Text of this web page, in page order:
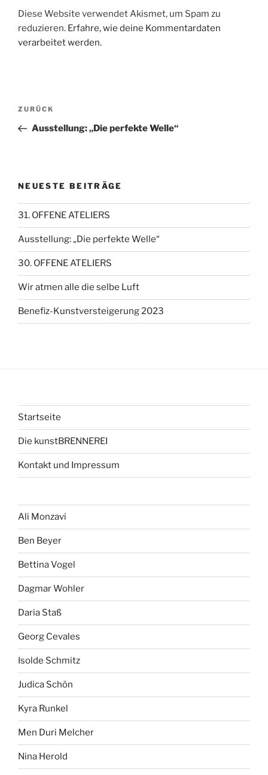
Diese Website verwendet Akismet, um Spam zu
reduzieren. Erfahre, wie deine Kommentardaten
verarbeitet werden.
Beitragsnavigation
Vorheriger
Beitrag
ZURÜCK
Ausstellung: „Die perfekte Welle“
NEUESTE BEITRÄGE
31. OFFENE ATELIERS
Ausstellung: „Die perfekte Welle“
30. OFFENE ATELIERS
Wir atmen alle die selbe Luft
Benefiz-Kunstversteigerung 2023
Startseite
Die kunstBRENNEREI
Kontakt und Impressum
Ali Monzavi
Ben Beyer
Bettina Vogel
Dagmar Wohler
Daria Staß
Georg Cevales
Isolde Schmitz
Judica Schön
Kyra Runkel
Men Duri Melcher
Nina Herold